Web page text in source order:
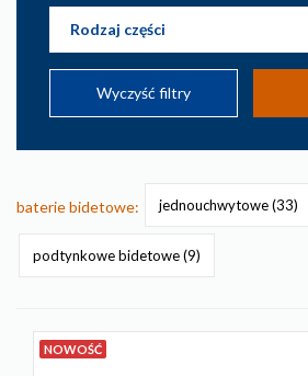
Rodzaj części
Wyczyść filtry
baterie bidetowe: jednouchwytowe(33)
podtynkowe bidetowe(9)
NOWOŚĆ